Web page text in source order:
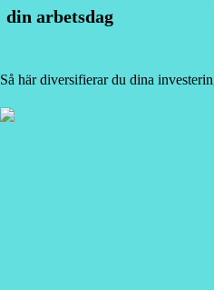
din arbetsdag
Så här diversifierar du dina